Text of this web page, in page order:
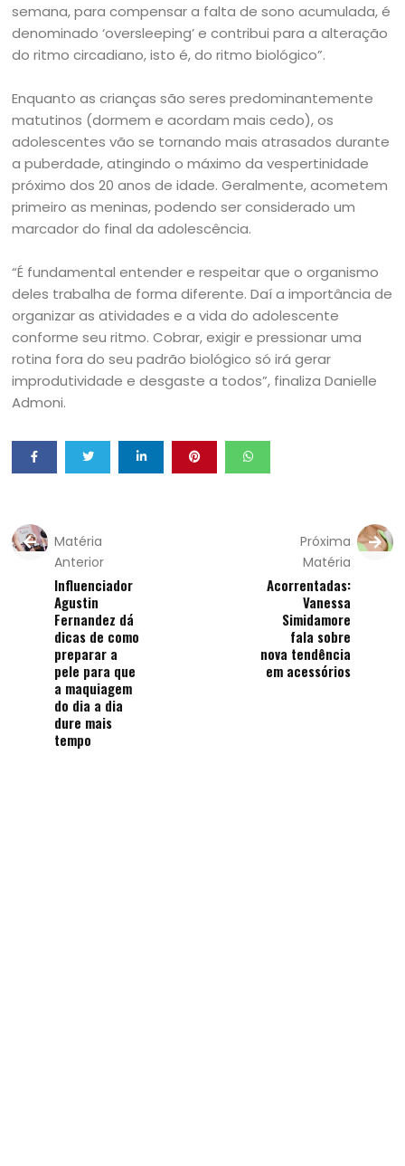
semana, para compensar a falta de sono acumulada, é
denominado ‘oversleeping’ e contribui para a alteração
do ritmo circadiano, isto é, do ritmo biológico”.
Enquanto as crianças são seres predominantemente
matutinos (dormem e acordam mais cedo), os
adolescentes vão se tornando mais atrasados durante
a puberdade, atingindo o máximo da vespertinidade
próximo dos 20 anos de idade. Geralmente, acometem
primeiro as meninas, podendo ser considerado um
marcador do final da adolescência.
“É fundamental entender e respeitar que o organismo
deles trabalha de forma diferente. Daí a importância de
organizar as atividades e a vida do adolescente
conforme seu ritmo. Cobrar, exigir e pressionar uma
rotina fora do seu padrão biológico só irá gerar
improdutividade e desgaste a todos”, finaliza Danielle
Admoni.
Matéria
Anterior
Influenciador
Agustin
Fernandez dá
dicas de como
preparar a
pele para que
a maquiagem
do dia a dia
dure mais
tempo
Próxima
Matéria
Acorrentadas:
Vanessa
Simidamore
fala sobre
nova tendência
em acessórios